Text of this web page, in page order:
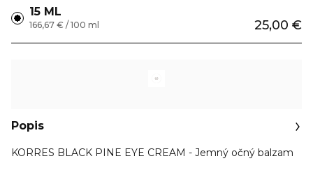
15 ML
25,00 €
166,67 € / 100 ml
Popis
KORRES BLACK PINE EYE CREAM - Jemný očný balzam